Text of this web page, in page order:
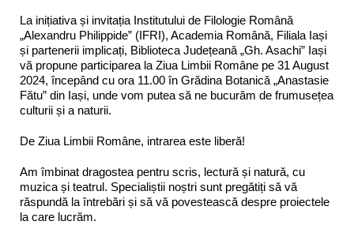
La inițiativa și invitația Institutului de Filologie Română
„Alexandru Philippide” (IFRI), Academia Română, Filiala Iași
și partenerii implicați, Biblioteca Județeană „Gh. Asachi” Iași
vă propune participarea la Ziua Limbii Române pe 31 August
2024, începând cu ora 11.00 în Grădina Botanică „Anastasie
Fătu” din Iași, unde vom putea să ne bucurăm de frumusețea
culturii și a naturii.
De Ziua Limbii Române, intrarea este liberă!
Am îmbinat dragostea pentru scris, lectură și natură, cu
muzica și teatrul. Specialiștii noștri sunt pregătiți să vă
răspundă la întrebări și să vă povestească despre proiectele
la care lucrăm.